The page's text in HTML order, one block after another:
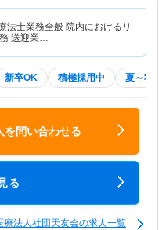
法士業務全般 院内におけるリ
送迎業…
新卒OK 積極採用中 夏～秋入
を問い合わせる
る
療法人社団天友会の求人一覧